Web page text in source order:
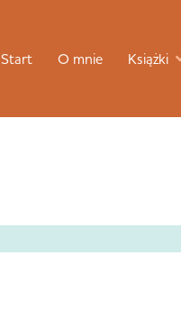
Start O mnie Książki